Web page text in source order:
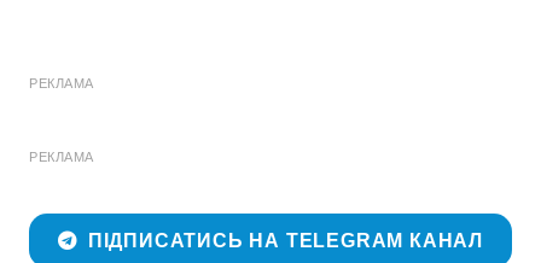
РЕКЛАМА
РЕКЛАМА
ПІДПИСАТИСЬ НА TELEGRAM КАНАЛ